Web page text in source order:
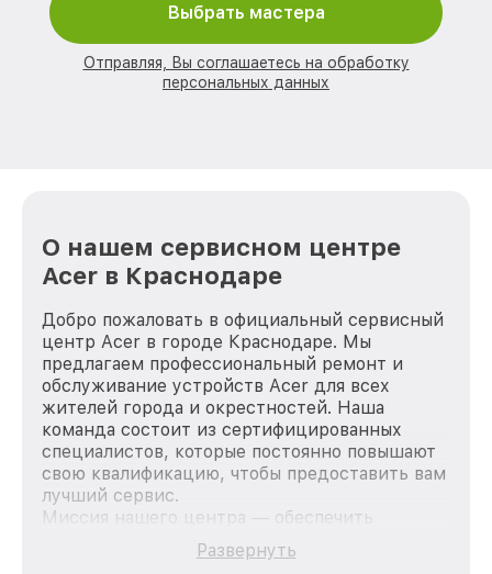
Выбрать мастера
Отправляя, Вы соглашаетесь на обработку
персональных данных
О нашем сервисном центре
Acer в Краснодаре
Добро пожаловать в официальный сервисный
центр Acer в городе Краснодаре. Мы
предлагаем профессиональный ремонт и
обслуживание устройств Acer для всех
жителей города и окрестностей. Наша
команда состоит из сертифицированных
специалистов, которые постоянно повышают
свою квалификацию, чтобы предоставить вам
лучший сервис.
Миссия нашего центра — обеспечить
качественный и доступный ремонт для
каждого пользователя продукции Acer, вне
Развернуть